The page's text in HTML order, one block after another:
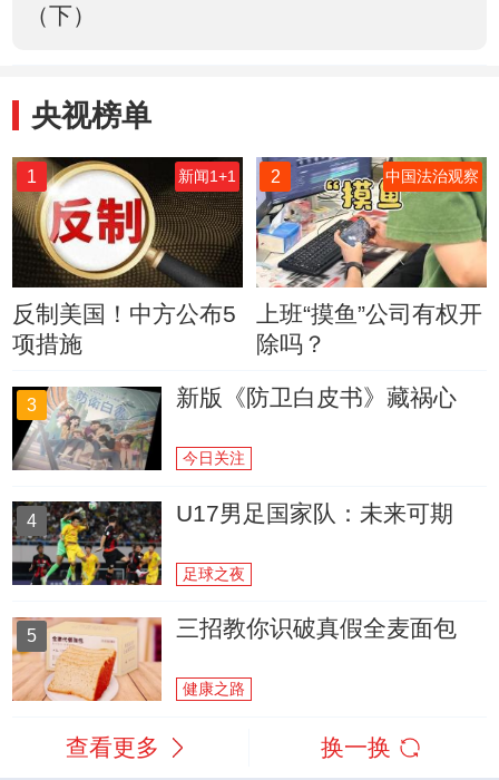
（下）
央视榜单
1 新闻1+1
反制美国！中方公布5
项措施
2 中国法治观察
上班“摸鱼”公司有权开
除吗？
3 新版《防卫白皮书》藏祸心
今日关注
4 U17男足国家队：未来可期
足球之夜
5 三招教你识破真假全麦面包
健康之路
查看更多 换一换